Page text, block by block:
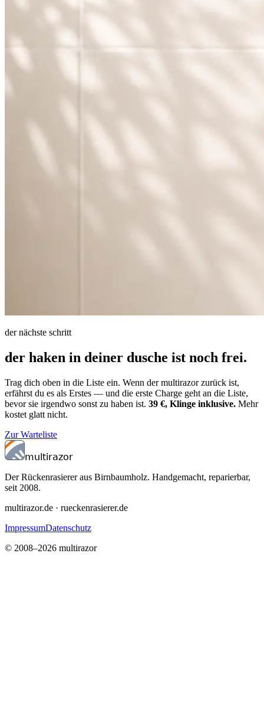
der nächste schritt
der haken in deiner dusche ist noch frei.
Trag dich oben in die Liste ein. Wenn der multirazor zurück ist,
erfährst du es als Erstes — und die erste Charge geht an die Liste,
bevor sie irgendwo sonst zu haben ist. 39 €, Klinge inklusive. Mehr
kostet glatt nicht.
Zur Warteliste
multirazor
Der Rückenrasierer aus Birnbaumholz. Handgemacht, reparierbar,
seit 2008.
multirazor.de · rueckenrasierer.de
ImpressumDatenschutz
© 2008–2026 multirazor